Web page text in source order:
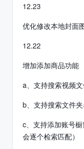
12.23
优化修改本地封面
12.22
增加添加商品功能
a、支持搜索视频
b、支持搜索文件
c、支持添加账号
会逐个检索匹配）